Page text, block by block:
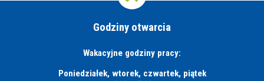
Godziny otwarcia
Wakacyjne godziny pracy:
Poniedziałek, wtorek, czwartek, piątek